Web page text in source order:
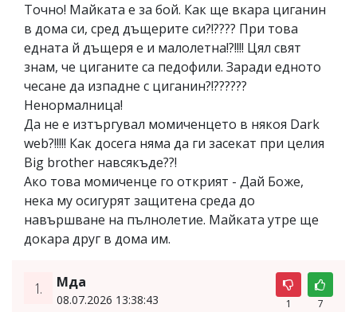
Точно! Майката е за бой. Как ще вкара циганин
в дома си, сред дъщерите си?!???? При това
едната й дъщеря е и малолетна!?!!!! Цял свят
знам, че циганите са педофили. Заради едното
чесане да изпадне с циганин?!??????
Ненормалница!
Да не е изтъргувал момиченцето в някоя Dark
web?!!!!! Как досега няма да ги засекат при целия
Big brother навсякъде??!
Ако това момиченце го открият - Дай Боже,
нека му осигурят защитена среда до
навършване на пълнолетие. Майката утре ще
докара друг в дома им.
1. Мда
08.07.2026 13:38:43 1 7